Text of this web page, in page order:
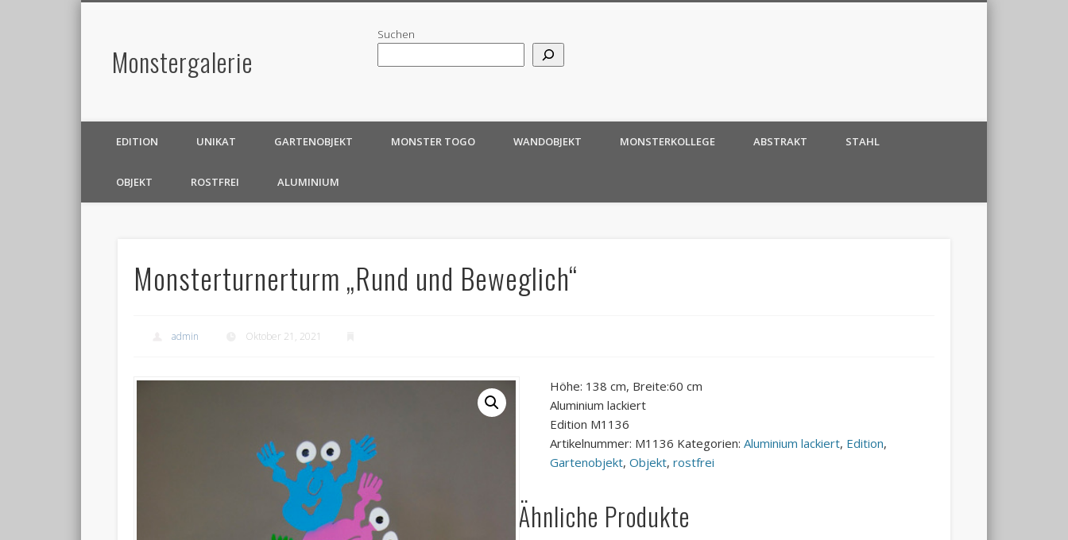
Monstergalerie
Suchen
EDITION UNIKAT GARTENOBJEKT MONSTER TOGO WANDOBJEKT MONSTERKOLLEGE ABSTRAKT STAHL
OBJEKT ROSTFREI ALUMINIUM
Monsterturnerturm „Rund und Beweglich“
admin Oktober 21, 2021
Höhe: 138 cm, Breite:60 cm
Aluminium lackiert
Edition M1136
Artikelnummer: M1136 Kategorien:Aluminium lackiert, Edition,
Gartenobjekt,Objekt,rostfrei
Ähnliche Produkte